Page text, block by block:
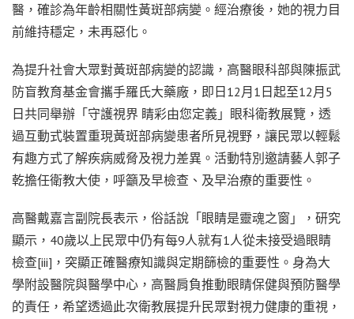
醫，確診為年齡相關性黃斑部病變。經治療後，她的視力目
前維持穩定，未再惡化。
為提升社會大眾對黃斑部病變的認識，高醫眼科部與陳振武
防盲教育基金會攜手羅氏大藥廠，即日12月1日起至12月5
日共同舉辦「守護視界 睛彩由您定義」眼科衛教展覽，透
過互動式裝置重現黃斑部病變患者所見視野，讓民眾以輕鬆
有趣方式了解疾病威脅及視力差異。活動特別邀請藝人郭子
乾擔任衛教大使，呼籲及早檢查、及早治療的重要性。
高醫戴嘉言副院長表示，俗話說「眼睛是靈魂之窗」，研究
顯示，40歲以上民眾中仍有每9人就有1人從未接受過眼睛
檢查[iii]，突顯正確醫療知識與定期篩檢的重要性。身為大
學附設醫院與醫學中心，高醫肩負推動眼睛保健與預防醫學
的責任，希望透過此次衛教展提升民眾對視力健康的重視，